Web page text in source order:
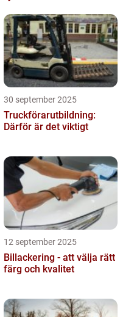
30 september 2025
Truckförarutbildning:
Därför är det viktigt
12 september 2025
Billackering - att välja rätt
färg och kvalitet